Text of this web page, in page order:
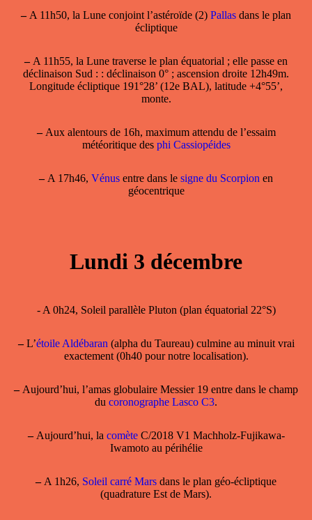
–A 11h50, la Lune conjoint l’astéroïde (2) Pallas dans le plan
écliptique
–A 11h55, la Lune traverse le plan équatorial ; elle passe en
déclinaison Sud : : déclinaison 0° ; ascension droite 12h49m.
Longitude écliptique 191°28’ (12e BAL), latitude +4°55’,
monte.
–Aux alentours de 16h, maximum attendu de l’essaim
météoritique des phi Cassiopéides
–A 17h46, Vénus entre dans le signe du Scorpion en
géocentrique
Lundi 3 décembre
- A 0h24, Soleil parallèle Pluton (plan équatorial 22°S)
–L’étoile Aldébaran (alpha du Taureau) culmine au minuit vrai
exactement (0h40 pour notre localisation).
–Aujourd’hui, l’amas globulaire Messier 19 entre dans le champ
du coronographe Lasco C3.
–Aujourd’hui, la comèteC/2018 V1 Machholz-Fujikawa-
Iwamoto au périhélie
–A 1h26, Soleil carré Mars dans le plan géo-écliptique
(quadrature Est de Mars).